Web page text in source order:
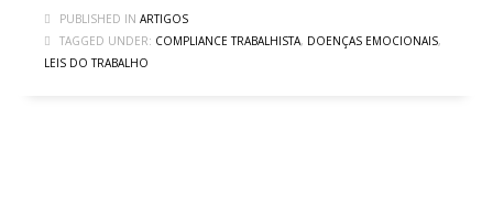
PUBLISHED IN ARTIGOS
TAGGED UNDER: COMPLIANCE TRABALHISTA, DOENÇAS EMOCIONAIS,
LEIS DO TRABALHO